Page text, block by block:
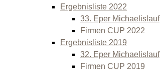
Ergebnisliste 2022
33. Eper Michaelislauf
Firmen CUP 2022
Ergebnisliste 2019
32. Eper Michaelislauf
Firmen CUP 2019